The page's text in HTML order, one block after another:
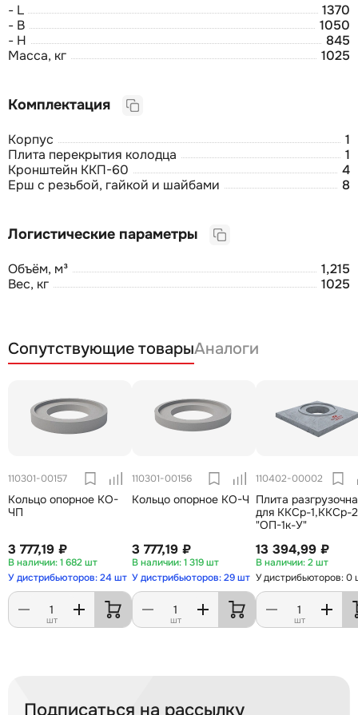
- L
1370
- B
1050
- H
845
Масса, кг
1025
Комплектация
Корпус
1
Плита перекрытия колодца
1
Кронштейн ККП-60
4
Ерш с резьбой, гайкой и шайбами
8
Логистические параметры
Объём, м³
1,215
Вес, кг
1025
Сопутствующие товарыАналоги
110301-00157
Кольцо опорное КО-
ЧП
3 777,19 ₽
1 682 шт
У дистрибьюторов: 24 шт
шт
110301-00156
Кольцо опорное КО-Ч
3 777,19 ₽
1 319 шт
У дистрибьюторов: 29 шт
шт
110402-00002
Плита
для ККСр-1,ККСр-2
"ОП-1к-У"
13 394,99 ₽
2 шт
У дистрибьюторов: 0
шт
Подписаться на рассылку